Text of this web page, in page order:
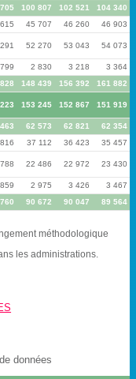
100 807 102 521
104 340
45 707 46 260
46 903
52 270 53 043 54 073
2 830 3 218
3 364
148 439 156 392
161 882
153 245 152 867 151 919
62 573 62 821
62 354
37 112 36 423
35 457
22 486 22 972 23 430
2 975 3 426
3 467
90 672 90 047 89 564
méthodologique
les administrations.
données